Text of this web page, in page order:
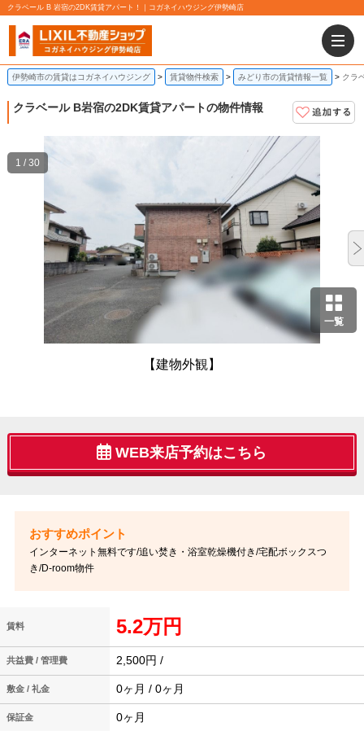
クラベール B 岩宿の2DK賃貸アパート！｜コガネイハウジング伊勢崎店
伊勢崎市の賃貸はコガネイハウジング 賃貸物件検索 みどり市の賃貸情報一覧 クラ
クラベール B岩宿の2DK賃貸アパートの物件情報
一覧
【建物外観】
1 / 30
WEB来店予約はこちら
インターネット無料です/追い焚き・浴室乾燥機付き/宅配ボックスつ
き/D-room物件
賃料 5.2万円
共益費 / 管理費 2,500円 /
敷金 / 礼金 0ヶ月 / 0ヶ月
保証金 0ヶ月